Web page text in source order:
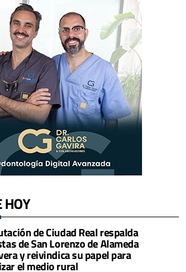
HOY
de Ciudad Real respalda
de San Lorenzo de Alameda
y reivindica su papel para
el medio rural